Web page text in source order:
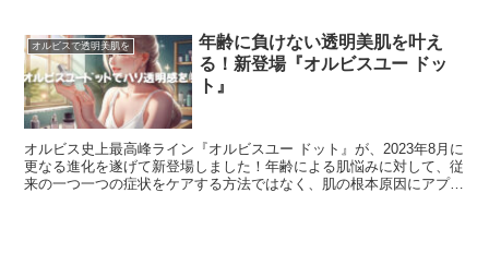
弾むようなみずみずしい肌を取り戻しましょう。
オルビスで透明美肌を
年齢に負けない透明美肌を叶え
る！新登場『オルビスユー ドッ
ト』
オルビス史上最高峰ライン『オルビスユー ドット』が、2023年8月に
更なる進化を遂げて新登場しました！年齢による肌悩みに対して、従
来の一つ一つの症状をケアする方法ではなく、肌の根本原因にアプロ